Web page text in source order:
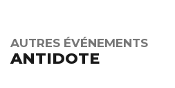
AUTRES ÉVÉNEMENTS
ANTIDOTE